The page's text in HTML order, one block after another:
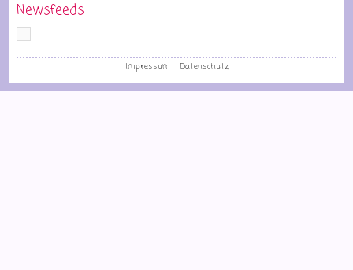
Newsfeeds
Impressum Datenschutz